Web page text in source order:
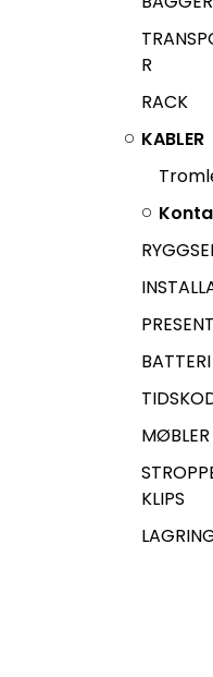
R
RACK
KABLER
MØBLER
KLIPS